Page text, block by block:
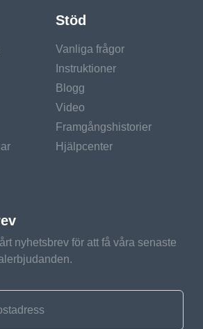
Stöd
Vanliga frågor
Instruktioner
Blogg
Video
Framgångshistorier
Hjälpcenter
nyhetsbrev för att få våra senaste